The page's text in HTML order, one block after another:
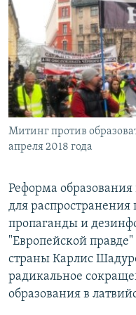
РАСПИСАНИЕ
ПОДПИШИТЕСЬ НА
СОЦИАЛЬНЫЕ СЕТИ
Митинг против
апреля 2018 года
Реформа
для распространения
пропаганды и
"Европейской
страны Карлис
радикальное
образования в